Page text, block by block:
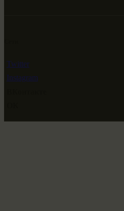
Twitter
Instagram